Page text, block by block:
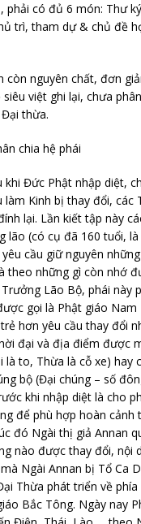
phải có đủ 6 món: Thư
trì, tham dự & chủ đề
còn nguyên chất, đơn
việt ghi lại, chưa
thừa.
chia hệ phái
khi Đức Phật nhập diệt,
làm Kinh bị thay đổi, các
lại. Lần kiết tập này
lão (có cụ đã 160 tuổi,
cầu giữ nguyên
theo những gì còn nhớ
Lão Bộ, phái này
gọi là Phật giáo Nam
hơn yêu cầu thay đổi
đại và địa điểm được
là to, Thừa là cỗ xe) hay
bộ (Đại chúng – số
khi nhập diệt là cho
để phù hợp hoàn cảnh
đó Ngài thị giả Annan
nào được thay đổi, nội
Ngài Annan bị Tổ Ca
Thừa phát triển về
Bắc Tông. Ngày nay